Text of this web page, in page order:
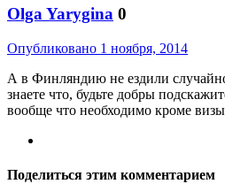
Olga Yarygina 0
Опубликовано 1 ноября, 2014
А в Финляндию не ездили
знаете что, будьте добры
вообще что необходимо кроме
Поделиться этим комментарием